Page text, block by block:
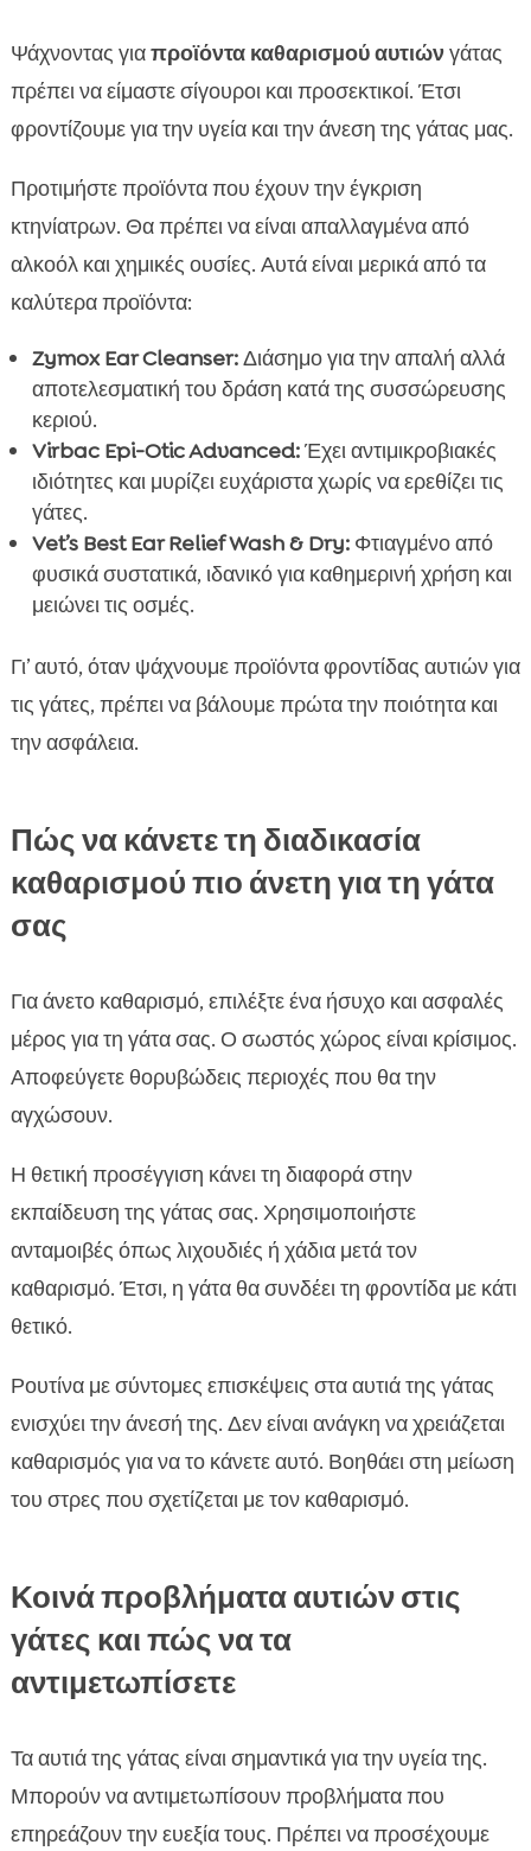
Ψάχνοντας γιαπροϊόντα καθαρισμού αυτιώνγάτας
πρέπει να είμαστε σίγουροι και προσεκτικοί. Έτσι
φροντίζουμε για την υγεία και την άνεση της γάτας μας.
Προτιμήστε προϊόντα που έχουν την έγκριση
κτηνίατρων. Θα πρέπει να είναι απαλλαγμένα από
αλκοόλ και χημικές ουσίες. Αυτά είναι μερικά από τα
καλύτερα προϊόντα:
Zymox Ear Cleanser:Διάσημο για την απαλή αλλά
αποτελεσματική του δράση κατά της συσσώρευσης
κεριού.
Virbac Epi-Otic Advanced:Έχει αντιμικροβιακές
ιδιότητες και μυρίζει ευχάριστα χωρίς να ερεθίζει τις
γάτες.
Vet’s Best Ear Relief Wash & Dry:Φτιαγμένο από
φυσικά συστατικά, ιδανικό για καθημερινή χρήση και
μειώνει τις οσμές.
Γι’ αυτό, όταν ψάχνουμε προϊόντα φροντίδας αυτιών για
τις γάτες, πρέπει να βάλουμε πρώτα την ποιότητα και
την ασφάλεια.
Πώς να κάνετε τη διαδικασία
καθαρισμού πιο άνετη για τη γάτα
σας
Για άνετο καθαρισμό, επιλέξτε ένα ήσυχο και ασφαλές
μέρος για τη γάτα σας. Ο σωστός χώρος είναι κρίσιμος.
Αποφεύγετε θορυβώδεις περιοχές που θα την
αγχώσουν.
Η θετική προσέγγιση κάνει τη διαφορά στην
εκπαίδευση της γάτας σας. Χρησιμοποιήστε
ανταμοιβές όπως λιχουδιές ή χάδια μετά τον
καθαρισμό. Έτσι, η γάτα θα συνδέει τη φροντίδα με κάτι
θετικό.
Ρουτίνα με σύντομες επισκέψεις στα αυτιά της γάτας
ενισχύει την άνεσή της. Δεν είναι ανάγκη να χρειάζεται
καθαρισμός για να το κάνετε αυτό. Βοηθάει στη μείωση
του στρες που σχετίζεται με τον καθαρισμό.
Κοινά προβλήματα αυτιών στις
γάτες και πώς να τα
αντιμετωπίσετε
Τα αυτιά της γάτας είναι σημαντικά για την υγεία της.
Μπορούν να αντιμετωπίσουν προβλήματα που
επηρεάζουν την ευεξία τους. Πρέπει να προσέχουμε